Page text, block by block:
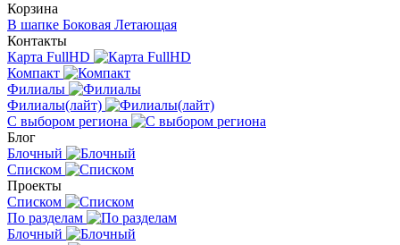
Корзина
В шапке Боковая Летающая
Контакты
Карта FullHD
Компакт
Филиалы
Филиалы(лайт)
С выбором региона
Блог
Блочный
Списком
Проекты
Списком
По разделам
Блочный